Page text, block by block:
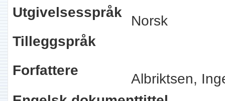
Utgivelsesspråk
Norsk
Tilleggspråk
Forfattere
Albriktsen,